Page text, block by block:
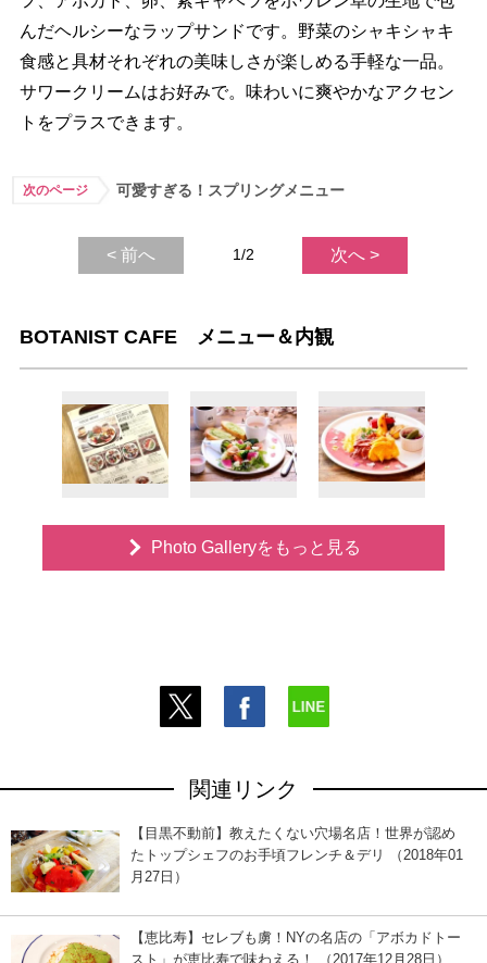
んだヘルシーなラップサンドです。野菜のシャキシャキ
食感と具材それぞれの美味しさが楽しめる手軽な一品。
サワークリームはお好みで。味わいに爽やかなアクセン
トをプラスできます。
次のページ 可愛すぎる！スプリングメニュー
< 前へ 1/2 次へ >
BOTANIST CAFE メニュー＆内観
Photo Galleryをもっと見る
関連リンク
【目黒不動前】教えたくない穴場名店！世界が認め
たトップシェフのお手頃フレンチ＆デリ （2018年01
月27日）
【恵比寿】セレブも虜！NYの名店の「アボカドトー
スト」が恵比寿で味わえる！ （2017年12月28日）